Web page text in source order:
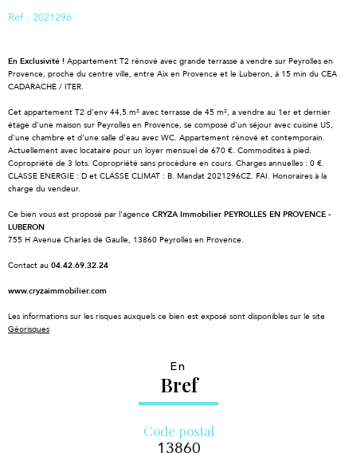
Réf : 2021296
En Exclusivité ! Appartement T2 rénové avec grande terrasse a vendre sur Peyrolles en
Provence, proche du centre ville, entre Aix en Provence et le Luberon, à 15 min du CEA
CADARACHE / ITER.
Cet appartement T2 d'env 44,5 m² avec terrasse de 45 m², a vendre au 1er et dernier
étage d'une maison sur Peyrolles en Provence, se compose d'un séjour avec cuisine US,
d'une chambre et d'une salle d'eau avec WC. Appartement rénové et contemporain.
Actuellement avec locataire pour un loyer mensuel de 670 €. Commodités à pied.
Copropriété de 3 lots. Copropriété sans procédure en cours. Charges annuelles : 0 €.
CLASSE ENERGIE : D et CLASSE CLIMAT : B. Mandat 2021296CZ. FAI. Honoraires à la
charge du vendeur.
Ce bien vous est proposé par l'agence CRYZA Immobilier PEYROLLES EN PROVENCE -
LUBERON
755 H Avenue Charles de Gaulle, 13860 Peyrolles en Provence.
Contact au 04.42.69.32.24
www.cryzaimmobilier.com
Les informations sur les risques auxquels ce bien est exposé sont disponibles sur le site
Géorisques
En
Bref
Code postal
13860